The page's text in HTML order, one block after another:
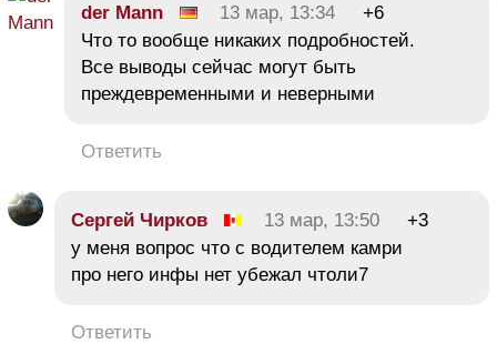
der Mann 13 мар, 13:34
+6
Что то вообще никаких подробностей.
Все выводы сейчас могут быть
преждевременными и неверными
Ответить
Сергей Чирков 13 мар, 13:50
+3
у меня вопрос что с водителем камри
про него инфы нет убежал чтоли7
Ответить